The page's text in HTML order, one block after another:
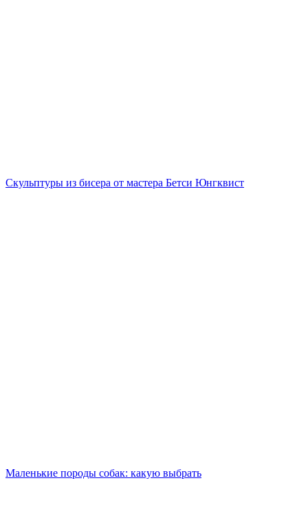
Скульптуры из бисера от мастера Бетси Юнгквист
Маленькие породы собак: какую выбрать